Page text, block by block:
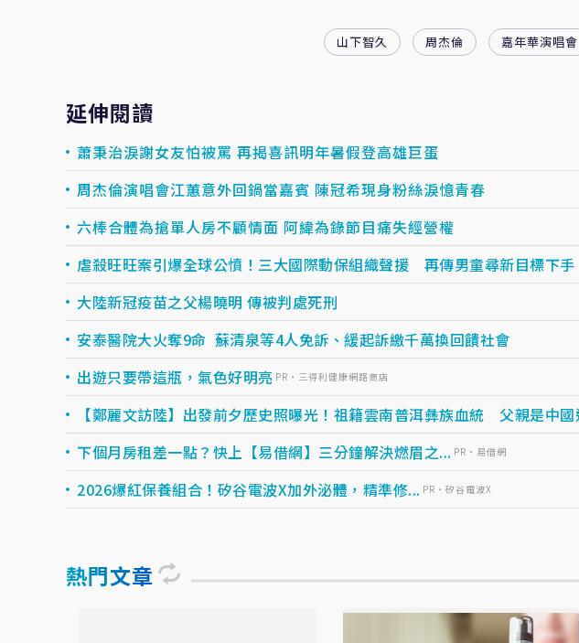
山下智久 周杰倫 嘉年華演唱會
延伸閱讀
蕭秉治淚謝女友怕被罵 再揭喜訊明年暑假登高雄巨蛋
周杰倫演唱會江蕙意外回鍋當嘉賓 陳冠希現身粉絲淚憶青春
六棒合體為搶單人房不顧情面 阿緯為錄節目痛失經營權
虐殺旺旺案引爆全球公憤！三大國際動保組織聲援 再傳男童尋新目標下手
大陸新冠疫苗之父楊曉明 傳被判處死刑
安泰醫院大火奪9命 蘇清泉等4人免訴、緩起訴繳千萬換回饋社會
出遊只要帶這瓶，氣色好明亮 PR・三得利健康網路商店
【鄭麗文訪陸】出發前夕歷史照曝光！祖籍雲南普洱彝族血統 父親是中國
下個月房租差一點？快上【易借網】三分鐘解決燃眉之... PR・易借網
2026爆紅保養組合！矽谷電波X加外泌體，精準修... PR・矽谷電波X
熱門文章